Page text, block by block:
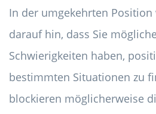
In der umgekehrten Position
darauf hin, dass Sie
Schwierigkeiten haben,
bestimmten Situationen zu
blockieren möglicherweise